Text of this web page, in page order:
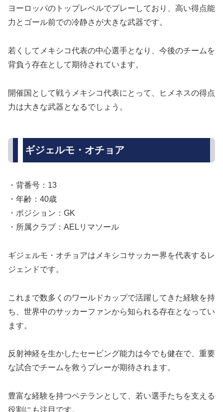
ヨーロッパのトップレベルでプレーしており、高い得点能
力とゴール前での冷静さが大きな武器です。
若くしてメキシコ代表の中心選手となり、今後のチームを
背負う存在として期待されています。
開催国として戦うメキシコ代表にとって、ヒメネスの得点
力は大きな武器となるでしょう。
ギジェルモ・オチョア
・背番号：13
・年齢：40歳
・ポジション：GK
・所属クラブ：AELリマソール
ギジェルモ・オチョアはメキシコサッカー界を代表するレ
ジェンドです。
これまで数多くのワールドカップで活躍してきた経験を持
ち、世界中のサッカーファンから知られる存在となってい
ます。
反射神経を生かしたセービング能力は今でも健在で、重要
な試合でチームを救うプレーが期待されます。
豊富な経験を持つベテランとして、若い選手たちを支える
役割にも注目です。